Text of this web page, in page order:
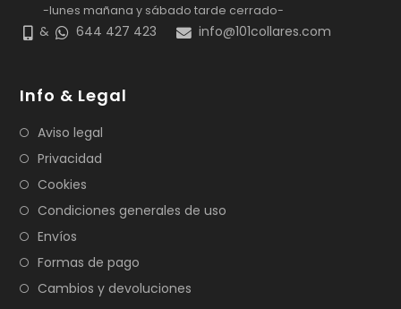
-lunes mañana y sábado tarde cerrado-
& 644 427 423 info@101collares.com
Info & Legal
Aviso legal
Privacidad
Cookies
Condiciones generales de uso
Envíos
Formas de pago
Cambios y devoluciones